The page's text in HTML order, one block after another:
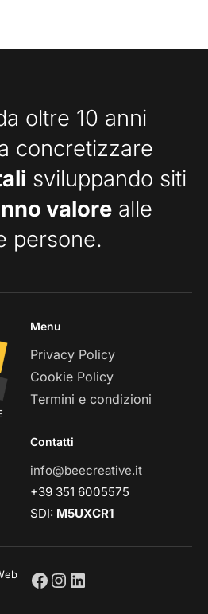
oltre 10 anni
concretizzare
sviluppando siti
valore alle
persone.
Menu
Privacy Policy
Cookie Policy
Termini e condizioni
Contatti
info@beecreative.it
+39 351 6005575
SDI: M5UXCR1